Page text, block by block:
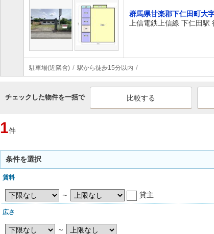
群馬県甘楽郡下仁田町大
上信電鉄上信線 下仁田駅
駐車場(近隣含) 駅から徒歩15分以内
チェックした物件を一括で
1件
条件を選択
賃料
～ 貸主
広さ
～